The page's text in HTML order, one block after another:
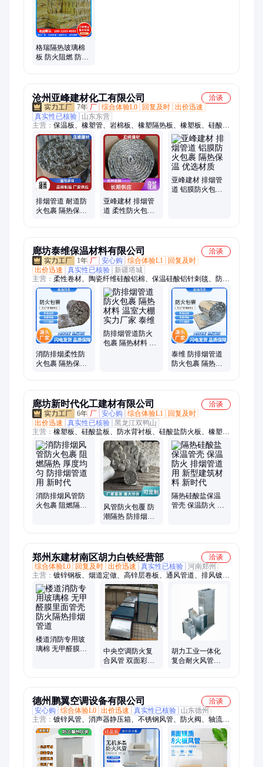
格瑞隔热玻璃棉
板 防火阻燃 防排
沧州亚峰建材化工有限公司
洽谈
7年 厂 综合体验L0 回复及时 出价迅速
真实性已核验
山东东营
主营： 保温板、橡塑管、岩棉板、橡塑隔热板、橡塑板、硅酸
铝、玻璃棉、保温管板、保温棉板、橡塑棉板、橡塑保温、橡塑
海绵、外墙保温、保温材料、发泡板材、保温岩棉、橡塑发泡
板、保温复合板、复合板外墙、保温外墙板、复合板岩棉
排烟管道 耐道防
火包裹 隔热保温
亚峰建材 排烟管
道 柔性防火包裹
亚峰建材 排烟管
道 铝膜防火包裹
廊坊泰维保温材料有限公司
洽谈
1年 厂 安心购 综合体验L1
回复及时
出价迅速
真实性已核验
新疆塔城
主营： 柔性卷材、陶瓷纤维硅酸铝棉、保温硅酸铝针刺毯、防火
包裹、柔性防火包裹、硅酸铝柔性防火包裹、复合硅酸铝防火包
裹、硅酸铝防火包裹、硅酸铝防火包裹卷材、柔性防火包裹卷
材、风管防火卷材、硅酸盐纤维防火包裹、防火卷材包裹、防火
包裹材料、防排烟风管防火包裹、防火柔性包裹、防排烟柔性包
裹、风管柔性防火包裹、硅酸盐防火包裹、硅酸铝针刺毯、陶瓷
纤维毯、硅酸铝毯、硅酸铝纤维毯、硅酸铝甩丝毯
消防排烟柔性防
火包裹 隔热保温
防排烟管道防火
包裹 隔热材料 温
泰维 防排烟管道
防火包裹 隔热耐
廊坊新时代化工建材有限公司
洽谈
6年 厂 安心购 综合体验L1
回复及时
出价迅速
真实性已核验 黑龙江双鸭山
主营： 橡塑板、硅酸盐板、防水背衬板、硅酸盐防火板、橡塑胶
水、泡沫玻璃、玻璃保温管、复合硅酸盐、泡沫玻璃弧形板、复
合硅酸镁、耐高温泡沫、硅酸镁管壳、玻璃保温板、硅酸铝板
材、硅酸镁保温板、泡沫玻璃板、泡沫玻璃管、纳米气凝胶毡、
硅酸铝陶瓷纤维毯、改性泡沫玻璃管、屋面泡沫玻璃板、外墙泡
沫玻璃板、Ⅱ型泡沫玻璃保温板
消防排烟风管防
火包裹 阻燃隔热
风管防火包覆 防
潮隔热 防排烟管
隔热硅酸盐保温
管壳 保温防火 排
郑州东建材南区胡力白铁经营部
洽谈
综合体验L0
回复及时 出价迅速 真实性已核验 河南郑州
主营： 镀锌钢板、烟道定做、高锌层卷板、通风管道、排风镀锌
风管
楼道消防专用玻
璃棉 无甲醛膜里
中央空调防火复
合风管 双面彩钢
胡力工业一体化
复合耐火风管厂
德州鹏翼空调设备有限公司
洽谈
安心购
综合体验L0 出价迅速 真实性已核验
山东德州
主营： 镀锌风管、消声器静压箱、不锈钢风管、防火阀、轴流风
机、风量调节阀